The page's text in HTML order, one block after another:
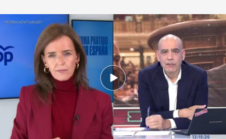
Carmen Fúnez, vicesecretaria del PP, interviene en 'En boca de todos'.
Mediaset España
En boca de todos
03 DIC 2025 - 13:13h.
'En boca de todos' entrevista a Carmen Fúnez,
vicesecretaria del PP
Una mujer de 77 años sufre un robo de medio